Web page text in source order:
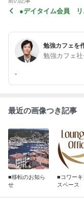
●デイタイム会員 リ
勉強カフェを
勉強カフェ
-
最近の画像つき記事
■移転のお知ら
せ
■コワーキ
スペース